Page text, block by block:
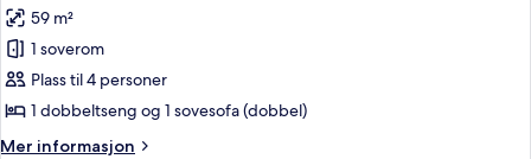
(Inland
View)
av
Suite
–
superior,
59 m²
1 soverom
Plass til 4 personer
1 dobbeltseng og 1 sovesofa (dobbel)
Mer informasjon
Mer